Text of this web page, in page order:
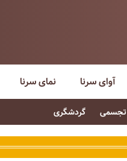
تجسمی گردشگری
آوای سرنا نمای سرنا